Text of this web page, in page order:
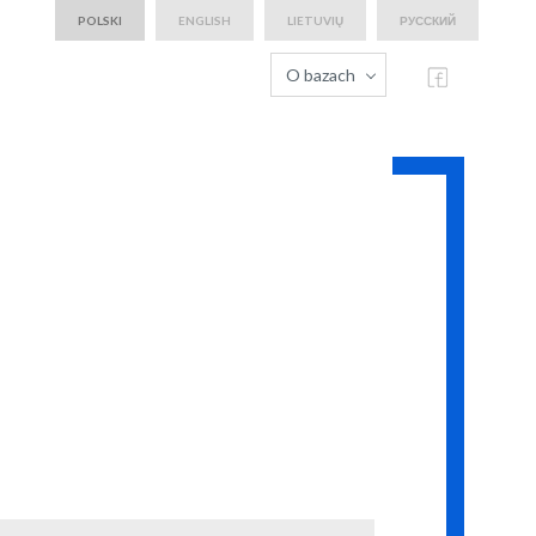
POLSKI ENGLISH LIETUVIŲ РУССКИЙ
O bazach